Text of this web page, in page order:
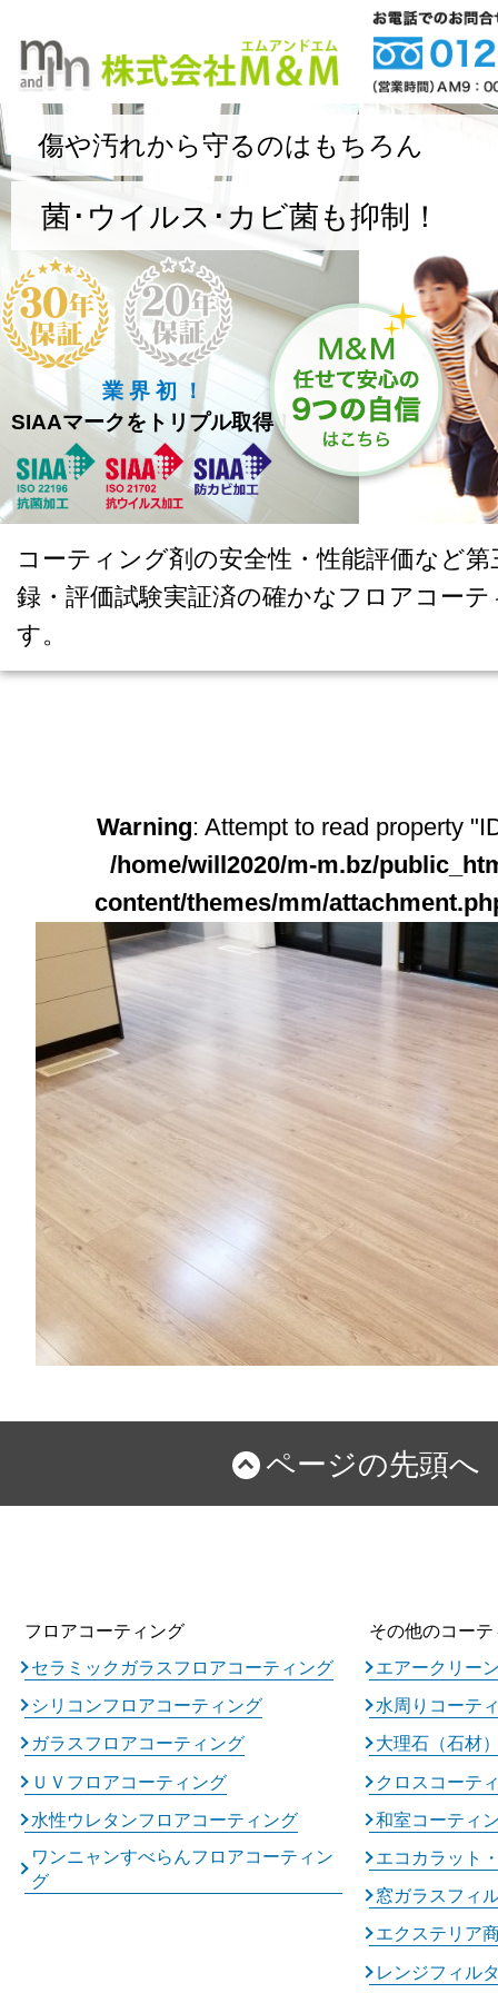
傷や汚れから守るのはもちろん
菌･ウイルス･カビ菌も抑制！
業 界 初 ！
SIAAマークをトリプル取得！
コーティング剤の安全性・性能評価など
録・評価試験実証済の確かなフロアコー
す。
Warning: Attempt to read property
/home/will2020/m-m.bz/
content/themes/mm/
ページの先頭へ
フロアコーティング
セラミックガラスフロアコーティング
シリコンフロアコーティング
ガラスフロアコーティング
ＵＶフロアコーティング
水性ウレタンフロアコーティング
ワンニャンすべらんフロアコーティン
グ
その他のコー
エアークリー
水周りコーテ
大理石（石材
クロスコーテ
和室コーティ
エコカラット
窓ガラスフィ
エクステリア
レンジフィル